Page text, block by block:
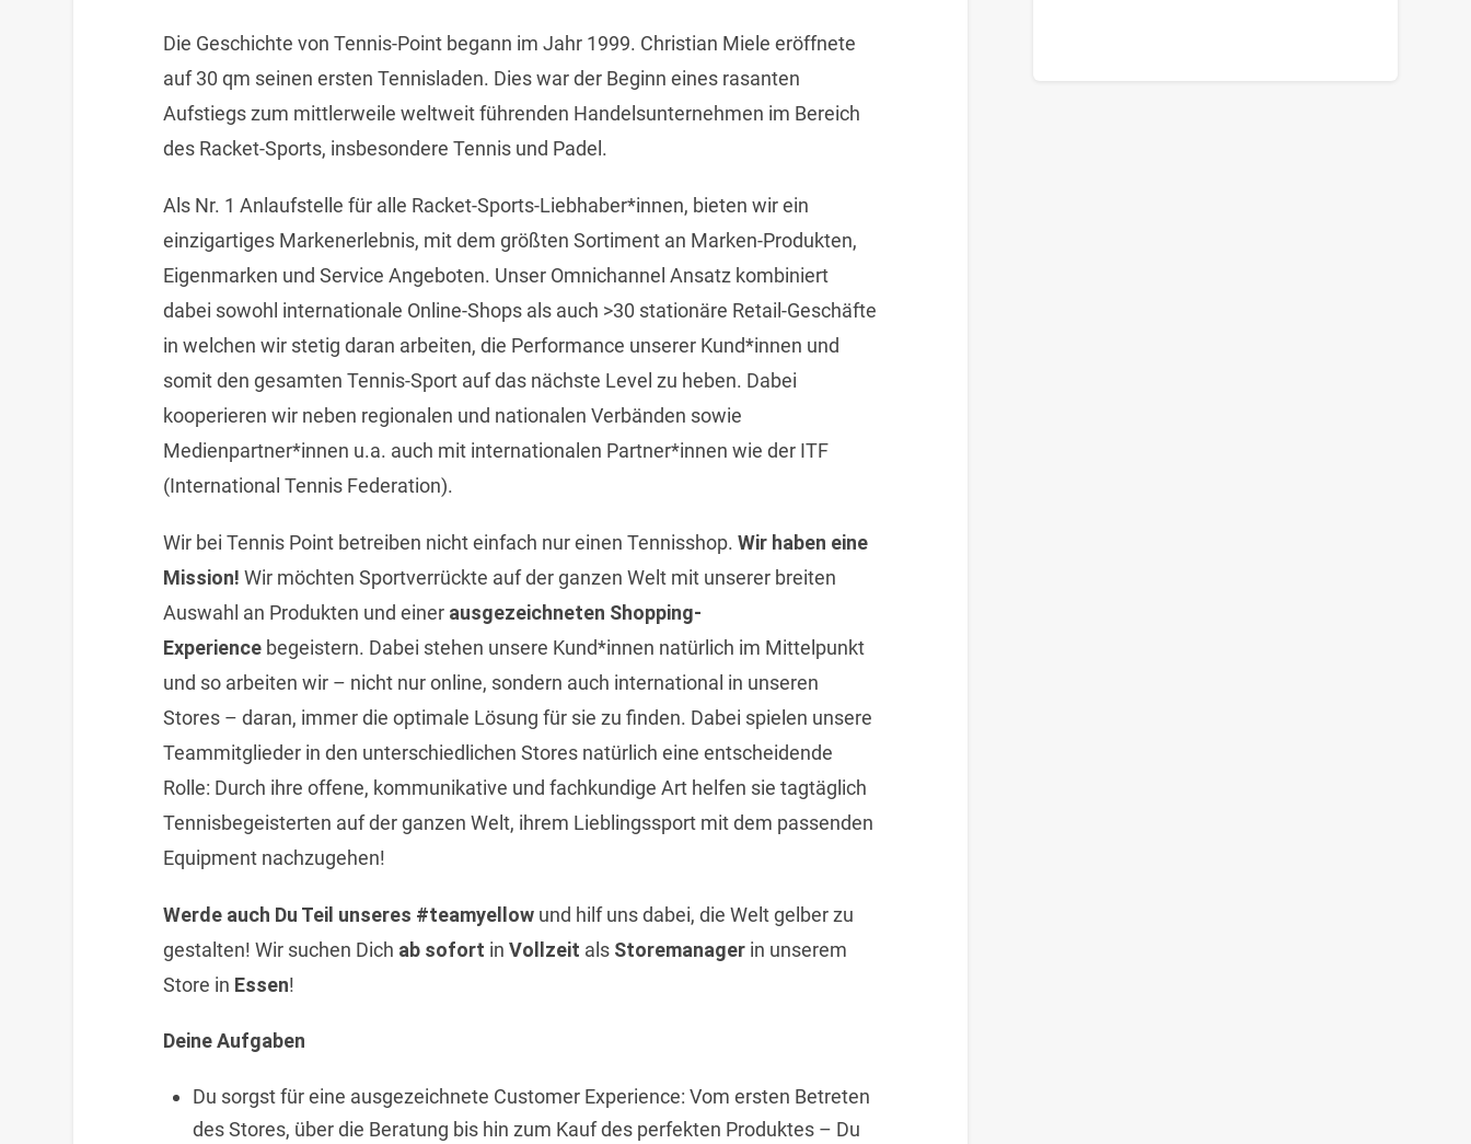
Die Geschichte von Tennis-Point begann im Jahr 1999. Christian Miele eröffnete
auf 30 qm seinen ersten Tennisladen. Dies war der Beginn eines rasanten
Aufstiegs zum mittlerweile weltweit führenden Handelsunternehmen im Bereich
des Racket-Sports, insbesondere Tennis und Padel.
Als Nr. 1 Anlaufstelle für alle Racket-Sports-Liebhaber*innen, bieten wir ein
einzigartiges Markenerlebnis, mit dem größten Sortiment an Marken-Produkten,
Eigenmarken und Service Angeboten. Unser Omnichannel Ansatz kombiniert
dabei sowohl internationale Online-Shops als auch >30 stationäre Retail-Geschäfte
in welchen wir stetig daran arbeiten, die Performance unserer Kund*innen und
somit den gesamten Tennis-Sport auf das nächste Level zu heben. Dabei
kooperieren wir neben regionalen und nationalen Verbänden sowie
Medienpartner*innen u.a. auch mit internationalen Partner*innen wie der ITF
(International Tennis Federation).
Wir bei Tennis Point betreiben nicht einfach nur einen Tennisshop. Wir haben eine
Mission! Wir möchten Sportverrückte auf der ganzen Welt mit unserer breiten
Auswahl an Produkten und einer ausgezeichneten Shopping-
Experiencebegeistern. Dabei stehen unsere Kund*innen natürlich im Mittelpunkt
und so arbeiten wir – nicht nur online, sondern auch international in unseren
Stores – daran, immer die optimale Lösung für sie zu finden. Dabei spielen unsere
Teammitglieder in den unterschiedlichen Stores natürlich eine entscheidende
Rolle: Durch ihre offene, kommunikative und fachkundige Art helfen sie tagtäglich
Tennisbegeisterten auf der ganzen Welt, ihrem Lieblingssport mit dem passenden
Equipment nachzugehen!
Werde auch Du Teil unseres #teamyellowund hilf uns dabei, die Welt gelber zu
gestalten! Wir suchen Dich ab sofort in Vollzeit als Storemanagerin unserem
Store in Essen!
Deine Aufgaben
Du sorgst für eine ausgezeichnete Customer Experience: Vom ersten Betreten
des Stores, über die Beratung bis hin zum Kauf des perfekten Produktes – Du